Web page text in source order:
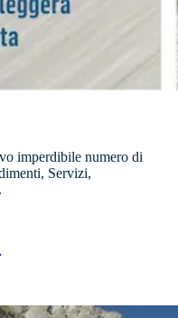
imperdibile numero di
Servizi,